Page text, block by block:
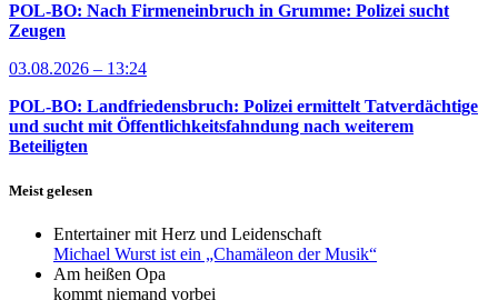
POL-BO: Nach Firmeneinbruch in Grumme: Polizei sucht
Zeugen
03.08.2026 – 13:24
POL-BO: Landfriedensbruch: Polizei ermittelt Tatverdächtige
und sucht mit Öffentlichkeitsfahndung nach weiterem
Beteiligten
Meist gelesen
Entertainer mit Herz und Leidenschaft
Michael Wurst ist ein „Chamäleon der Musik“
Am heißen Opa
kommt niemand vorbei